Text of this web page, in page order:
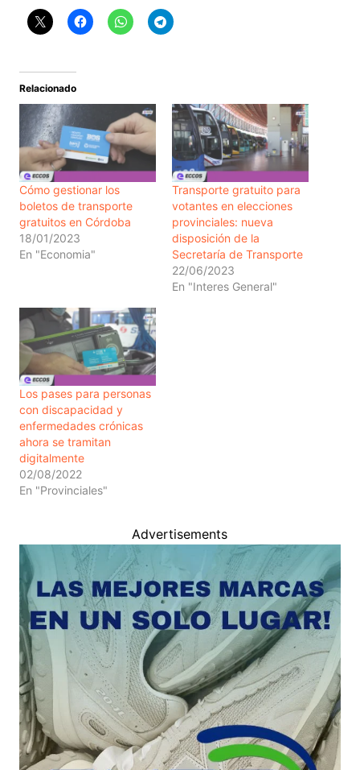
Relacionado
Cómo gestionar los
boletos de transporte
gratuitos en Córdoba
18/01/2023
En "Economia"
Transporte gratuito para
votantes en elecciones
provinciales: nueva
disposición de la
Secretaría de Transporte
22/06/2023
En "Interes General"
Los pases para personas
con discapacidad y
enfermedades crónicas
ahora se tramitan
digitalmente
02/08/2022
En "Provinciales"
Advertisements